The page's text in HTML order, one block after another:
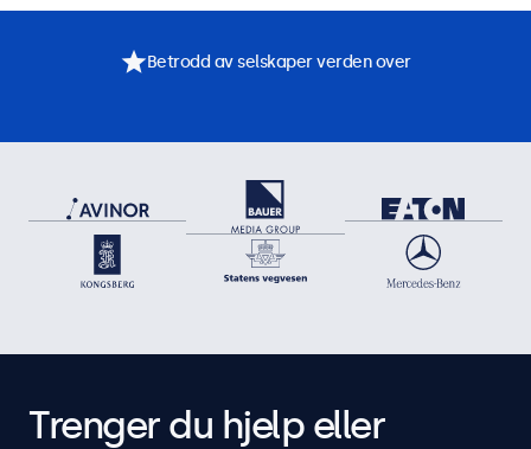
Betrodd av selskaper verden over
Trenger du hjelp eller